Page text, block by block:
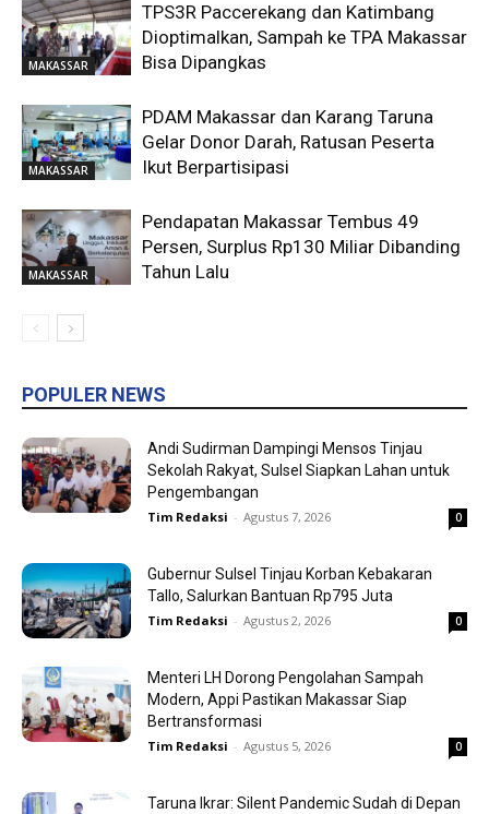
MAKASSAR
TPS3R Paccerekang dan Katimbang
Dioptimalkan, Sampah ke TPA Makassar
Bisa Dipangkas
MAKASSAR
PDAM Makassar dan Karang Taruna
Gelar Donor Darah, Ratusan Peserta
Ikut Berpartisipasi
MAKASSAR
Pendapatan Makassar Tembus 49
Persen, Surplus Rp130 Miliar Dibanding
Tahun Lalu
POPULER NEWS
Andi Sudirman Dampingi Mensos Tinjau
Sekolah Rakyat, Sulsel Siapkan Lahan untuk
Pengembangan
Tim Redaksi - Agustus 7, 2026 0
Gubernur Sulsel Tinjau Korban Kebakaran
Tallo, Salurkan Bantuan Rp795 Juta
Tim Redaksi - Agustus 2, 2026 0
Menteri LH Dorong Pengolahan Sampah
Modern, Appi Pastikan Makassar Siap
Bertransformasi
Tim Redaksi - Agustus 5, 2026 0
Taruna Ikrar: Silent Pandemic Sudah di Depan